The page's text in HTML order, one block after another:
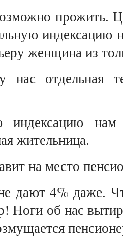
прожить.
индексацию
женщина из
отдельная
индексацию нам
жительница.
на место
дают 4% даже.
Ноги об нас